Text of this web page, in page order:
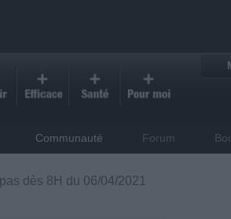
Communauté Forum
dès 8H du 06/04/2021